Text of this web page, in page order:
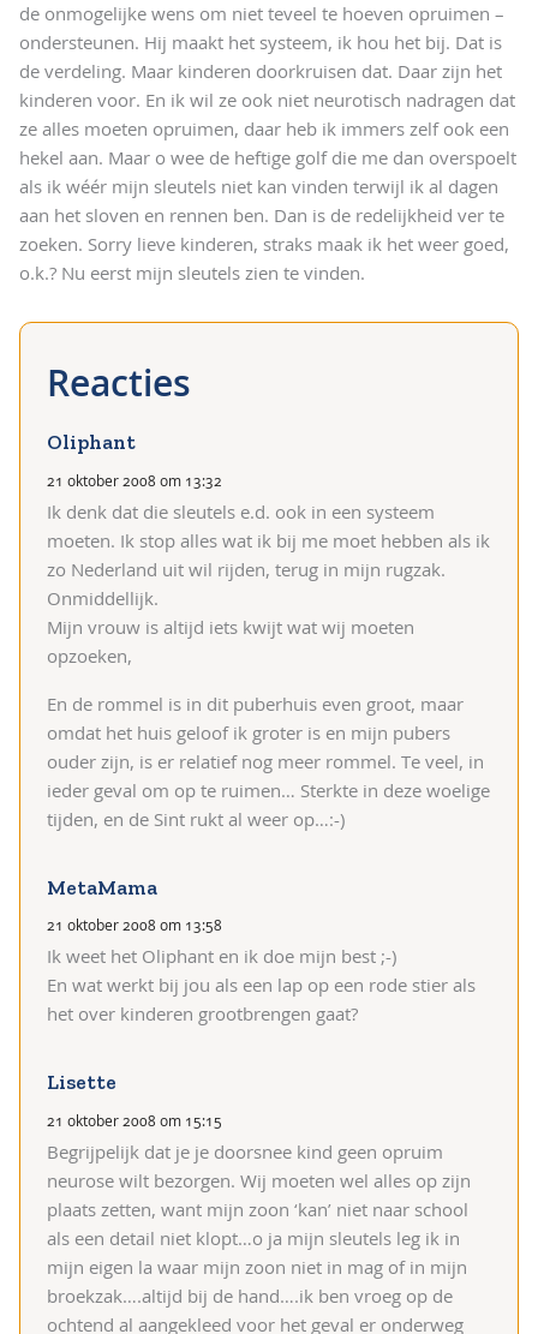
de onmogelijke wens om niet teveel te hoeven opruimen –
ondersteunen. Hij maakt het systeem, ik hou het bij. Dat is
de verdeling. Maar kinderen doorkruisen dat. Daar zijn het
kinderen voor. En ik wil ze ook niet neurotisch nadragen dat
ze alles moeten opruimen, daar heb ik immers zelf ook een
hekel aan. Maar o wee de heftige golf die me dan overspoelt
als ik wéér mijn sleutels niet kan vinden terwijl ik al dagen
aan het sloven en rennen ben. Dan is de redelijkheid ver te
zoeken. Sorry lieve kinderen, straks maak ik het weer goed,
o.k.? Nu eerst mijn sleutels zien te vinden.
Oliphant
21 oktober 2008 om 13:32
Ik denk dat die sleutels e.d. ook in een systeem
moeten. Ik stop alles wat ik bij me moet hebben als ik
zo Nederland uit wil rijden, terug in mijn rugzak.
Onmiddellijk.
Mijn vrouw is altijd iets kwijt wat wij moeten
opzoeken,
En de rommel is in dit puberhuis even groot, maar
omdat het huis geloof ik groter is en mijn pubers
ouder zijn, is er relatief nog meer rommel. Te veel, in
ieder geval om op te ruimen… Sterkte in deze woelige
tijden, en de Sint rukt al weer op…:-)
MetaMama
21 oktober 2008 om 13:58
Ik weet het Oliphant en ik doe mijn best ;-)
En wat werkt bij jou als een lap op een rode stier als
het over kinderen grootbrengen gaat?
Lisette
21 oktober 2008 om 15:15
Begrijpelijk dat je je doorsnee kind geen opruim
neurose wilt bezorgen. Wij moeten wel alles op zijn
plaats zetten, want mijn zoon ‘kan’ niet naar school
als een detail niet klopt…o ja mijn sleutels leg ik in
mijn eigen la waar mijn zoon niet in mag of in mijn
broekzak….altijd bij de hand….ik ben vroeg op de
ochtend al aangekleed voor het geval er onderweg